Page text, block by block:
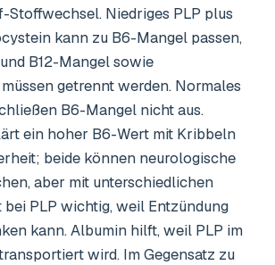
Stoffwechsel. Niedriges PLP plus
kann zu B6-Mangel passen,
B12-Mangel sowie
getrennt werden. Normales
B6-Mangel nicht aus.
ein hoher B6-Wert mit Kribbeln
beide können neurologische
aber mit unterschiedlichen
bei PLP wichtig, weil Entzündung
kann. Albumin hilft, weil PLP im
wird. Im Gegensatz zu